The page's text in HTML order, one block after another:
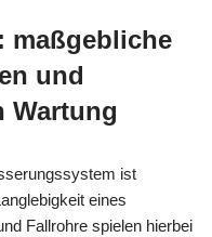
maßgebliche
und
Wartung
ist
eines
Fallrohre spielen hierbei